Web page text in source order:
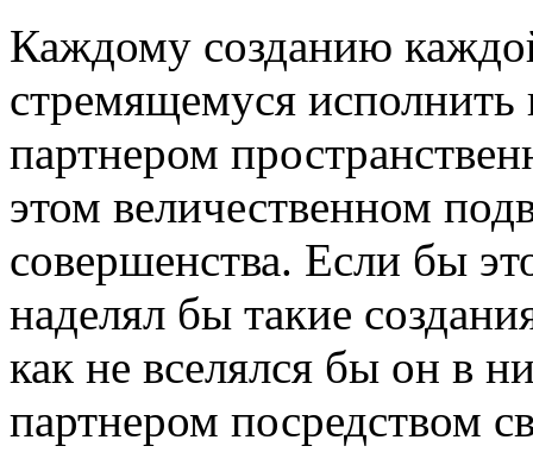
Каждому созданию
стремящемуся
партнером
этом величественном
совершенства. Если бы
наделял бы такие
как не вселялся бы он в
партнером посредством